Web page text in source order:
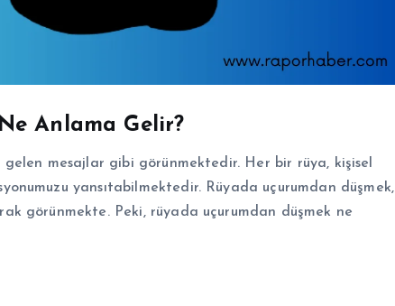
Anlama Gelir?
mesajlar gibi görünmektedir. Her bir rüya, kişisel
yansıtabilmektedir. Rüyada uçurumdan düşmek,
görünmekte. Peki, rüyada uçurumdan düşmek ne